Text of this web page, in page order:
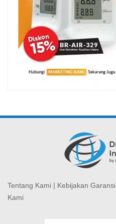
Tentang Kami | Kebijakan Garansi
Kami